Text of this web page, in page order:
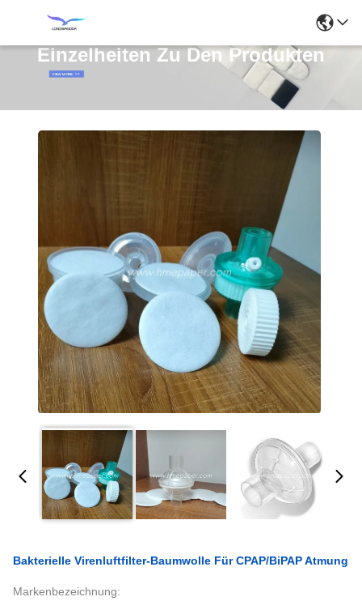
Einzelheiten Zu Den Produkten
Bakterielle Virenluftfilter-Baumwolle Für CPAP/BiPAP Atmung
Markenbezeichnung: